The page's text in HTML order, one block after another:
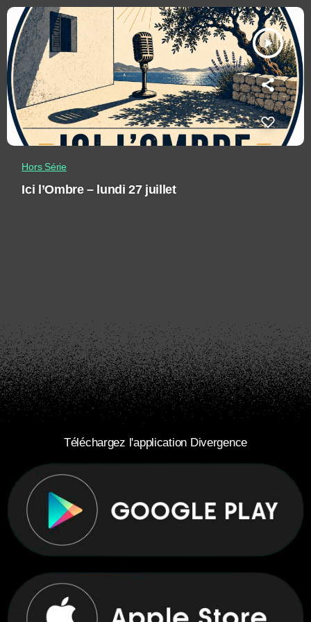
play_arrow
Hors Série
Ici l’Ombre – lundi 27 juillet
Téléchargez l'application Divergence